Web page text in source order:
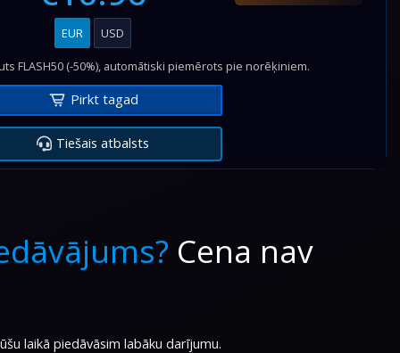
EUR USD
FLASH50 (-50%), automātiski piemērots pie norēķiniem.
Pirkt tagad
Tiešais atbalsts
Cena nav
laikā piedāvāsim labāku darījumu.